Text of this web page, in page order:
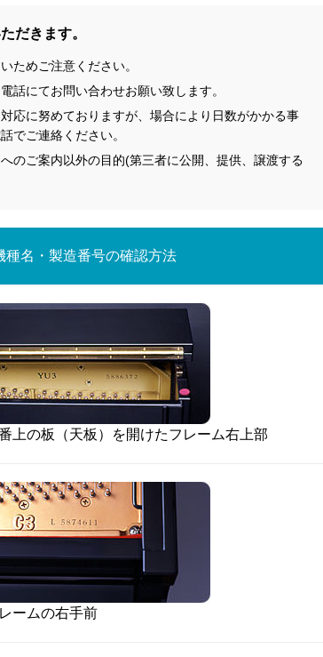
だきます。
ためご注意ください。
話にてお問い合わせお願い致します。
応に努めておりますが、場合により日数がかかる事
でご連絡ください。
のご案内以外の目的(第三者に公開、提供、譲渡する
名・製造番号の確認方法
上の板（天板）を開けたフレーム右上部
ームの右手前